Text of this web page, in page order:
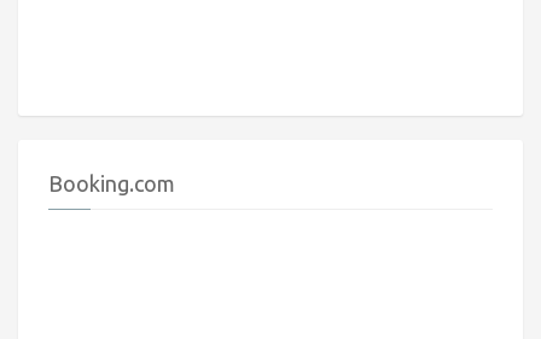
Booking.com